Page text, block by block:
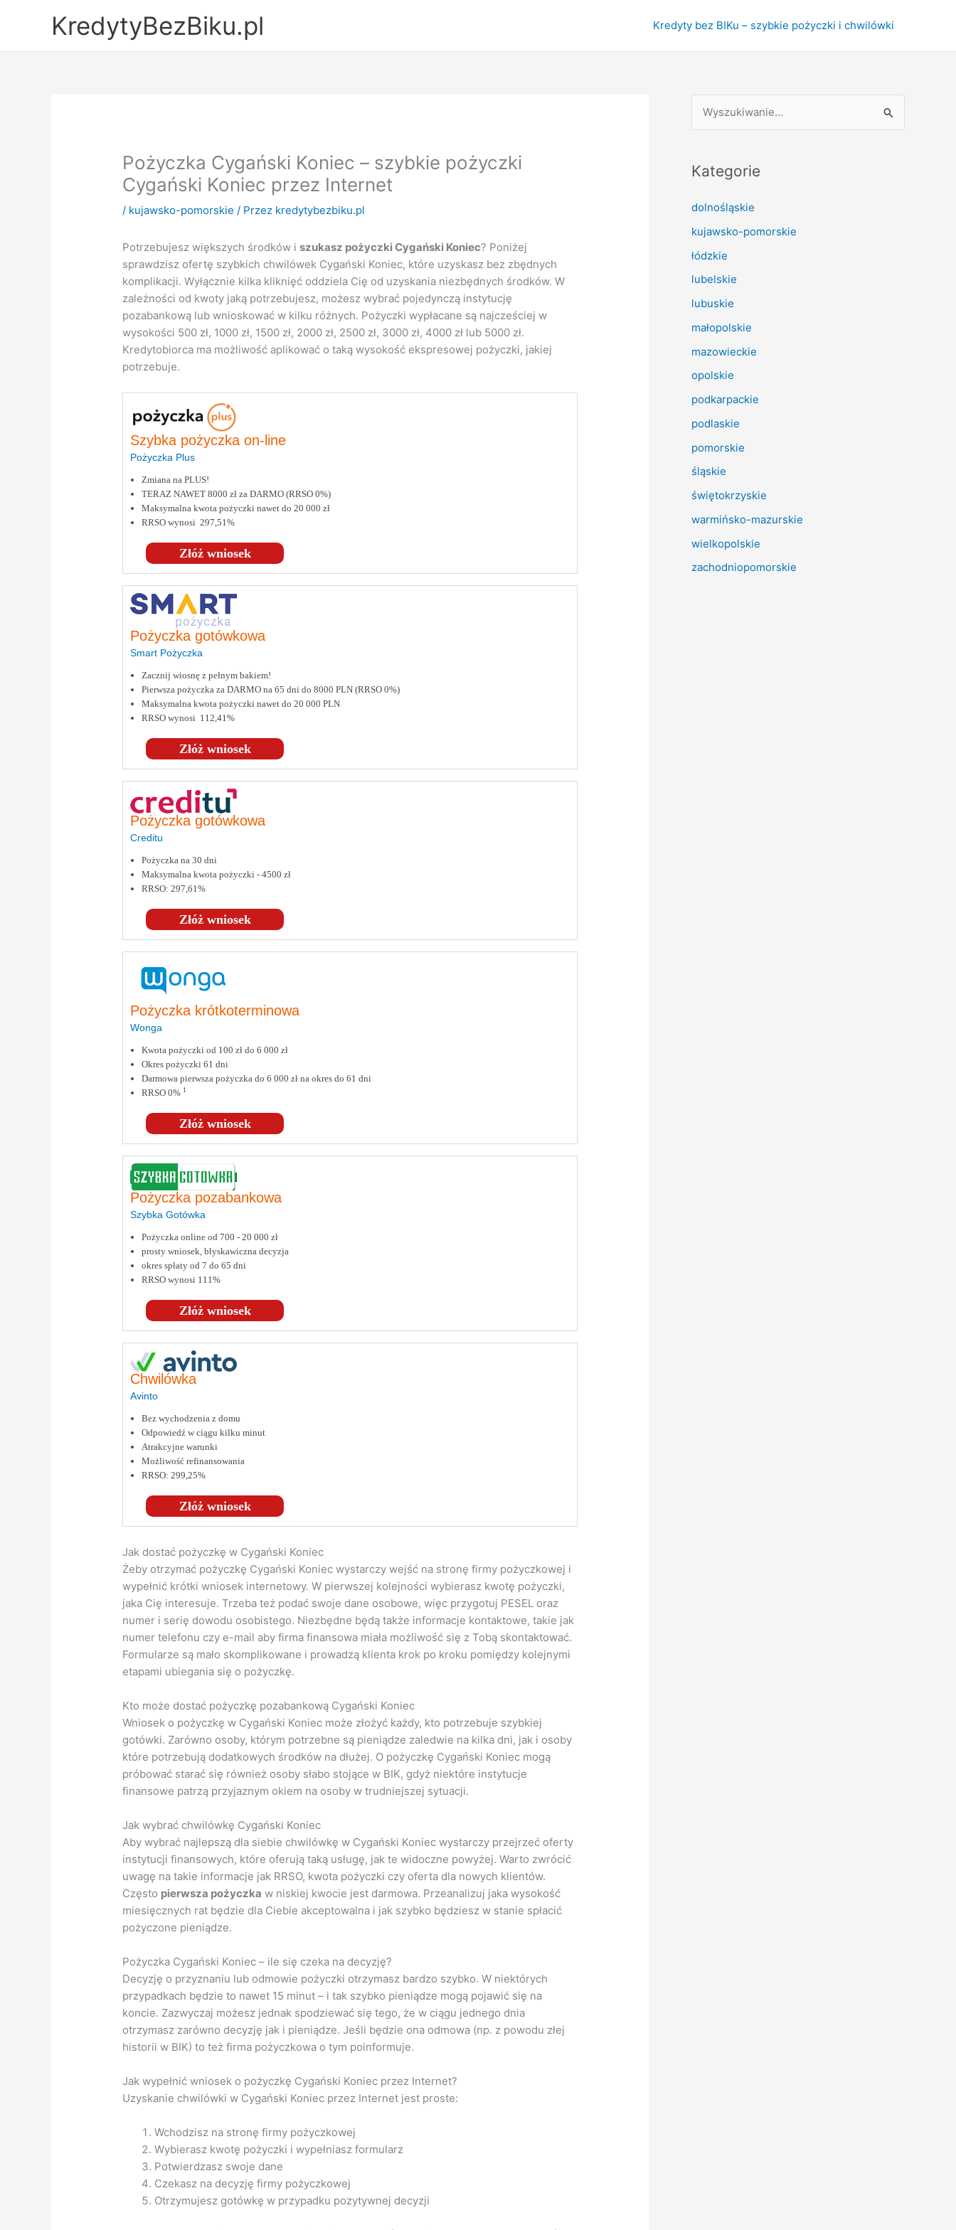
KredytyBezBiku.pl Kredyty bez BIKu – szybkie pożyczki i chwilówki
Pożyczka Cygański Koniec – szybkie pożyczki
Cygański Koniec przez Internet
/ kujawsko-pomorskie / Przez kredytybezbiku.pl
Potrzebujesz większych środków iszukasz pożyczki Cygański Koniec? Poniżej
sprawdzisz ofertę szybkich chwilówek Cygański Koniec, które uzyskasz bez zbędnych
komplikacji. Wyłącznie kilka kliknięć oddziela Cię od uzyskania niezbędnych środków. W
zależności od kwoty jaką potrzebujesz, możesz wybrać pojedynczą instytucję
pozabankową lub wnioskować w kilku różnych. Pożyczki wypłacane są najcześciej w
wysokości 500 zł, 1000 zł, 1500 zł, 2000 zł, 2500 zł, 3000 zł, 4000 zł lub 5000 zł.
Kredytobiorca ma możliwość aplikować o taką wysokość ekspresowej pożyczki, jakiej
potrzebuje.
Szybka pożyczka on-line
Pożyczka Plus
Złóż wniosek
Zmiana na PLUS!
TERAZ NAWET 8000 zł za DARMO (RRSO 0%)
Maksymalna kwota pożyczki nawet do 20 000 zł
RRSO wynosi 297,51%
Pożyczka gotówkowa
Smart Pożyczka
Złóż wniosek
Zacznij wiosnę z pełnym bakiem!
Pierwsza pożyczka za DARMO na 65 dni do 8000 PLN (RRSO 0%)
Maksymalna kwota pożyczki nawet do 20 000 PLN
RRSO wynosi 112,41%
Pożyczka gotówkowa
Creditu
Złóż wniosek
Pożyczka na 30 dni
Maksymalna kwota pożyczki - 4500 zł
RRSO: 297,61%
Pożyczka krótkoterminowa
Wonga
Złóż wniosek
Kwota pożyczki od 100 zł do 6 000 zł
Okres pożyczki 61 dni
Darmowa pierwsza pożyczka do 6 000 zł na okres do 61 dni
RRSO 0% 1
Pożyczka pozabankowa
Szybka Gotówka
Złóż wniosek
Pożyczka online od 700 - 20 000 zł
prosty wniosek, błyskawiczna decyzja
okres spłaty od 7 do 65 dni
RRSO wynosi 111%
Chwilówka
Avinto
Złóż wniosek
Bez wychodzenia z domu
Odpowiedź w ciągu kilku minut
Atrakcyjne warunki
Możliwość refinansowania
RRSO: 299,25%
Jak dostać pożyczkę w Cygański Koniec
Żeby otrzymać pożyczkę Cygański Koniec wystarczy wejść na stronę firmy pożyczkowej i
wypełnić krótki wniosek internetowy. W pierwszej kolejności wybierasz kwotę pożyczki,
jaka Cię interesuje. Trzeba też podać swoje dane osobowe, więc przygotuj PESEL oraz
numer i serię dowodu osobistego. Niezbędne będą także informacje kontaktowe, takie jak
numer telefonu czy e-mail aby firma finansowa miała możliwość się z Tobą skontaktować.
Formularze są mało skomplikowane i prowadzą klienta krok po kroku pomiędzy kolejnymi
etapami ubiegania się o pożyczkę.
Kto może dostać pożyczkę pozabankową Cygański Koniec
Wniosek o pożyczkę w Cygański Koniec może złożyć każdy, kto potrzebuje szybkiej
gotówki. Zarówno osoby, którym potrzebne są pieniądze zaledwie na kilka dni, jak i osoby
które potrzebują dodatkowych środków na dłużej. O pożyczkę Cygański Koniec mogą
próbować starać się również osoby słabo stojące w BIK, gdyż niektóre instytucje
finansowe patrzą przyjaznym okiem na osoby w trudniejszej sytuacji.
Jak wybrać chwilówkę Cygański Koniec
Aby wybrać najlepszą dla siebie chwilówkę w Cygański Koniec wystarczy przejrzeć oferty
instytucji finansowych, które oferują taką usługę, jak te widoczne powyżej. Warto zwrócić
uwagę na takie informacje jak RRSO, kwota pożyczki czy oferta dla nowych klientów.
Często pierwsza pożyczka w niskiej kwocie jest darmowa. Przeanalizuj jaka wysokość
miesięcznych rat będzie dla Ciebie akceptowalna i jak szybko będziesz w stanie spłacić
pożyczone pieniądze.
Pożyczka Cygański Koniec – ile się czeka na decyzję?
Decyzję o przyznaniu lub odmowie pożyczki otrzymasz bardzo szybko. W niektórych
przypadkach będzie to nawet 15 minut – i tak szybko pieniądze mogą pojawić się na
koncie. Zazwyczaj możesz jednak spodziewać się tego, że w ciągu jednego dnia
otrzymasz zarówno decyzję jak i pieniądze. Jeśli będzie ona odmowa (np. z powodu złej
historii w BIK) to też firma pożyczkowa o tym poinformuje.
Jak wypełnić wniosek o pożyczkę Cygański Koniec przez Internet?
Uzyskanie chwilówki w Cygański Koniec przez Internet jest proste:
Wchodzisz na stronę firmy pożyczkowej
Wybierasz kwotę pożyczki i wypełniasz formularz
Potwierdzasz swoje dane
Czekasz na decyzję firmy pożyczkowej
Otrzymujesz gotówkę w przypadku pozytywnej decyzji
k
j
d
l
a
:
Kategorie
dolnośląskie
kujawsko-pomorskie
łódzkie
lubelskie
lubuskie
małopolskie
mazowieckie
opolskie
podkarpackie
podlaskie
pomorskie
śląskie
świętokrzyskie
warmińsko-mazurskie
wielkopolskie
zachodniopomorskie